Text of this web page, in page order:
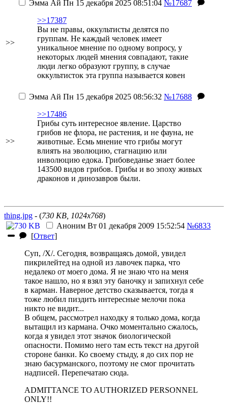
>>
Эмма Ай Пн 15 декабря 2025 08:51:04 №17687
>>17387
Вы не правы, оккультисты делятся по
группам. Не каждый человек имеет
уникальное мнение по одному вопросу, у
некоторых людей мнения совпадают, такие
люди легко образуют группу, в случае
оккультисток эта группа называется ковен
>>
Эмма Ай Пн 15 декабря 2025 08:56:32 №17688
>>17486
Грибы суть интересное явление. Царство
грибов не флора, не растения, и не фауна, не
животные. Есмь мнение что грибы могут
влиять на эволюцию, стагнацию или
инволюцию едока. Грибоведанье знает более
143500 видов грибов. Грибы и во эпоху живых
драконов и динозавров были.
thing.jpg - (730 KB, 1024x768)
Аноним Вт 01 декабря 2009 15:52:54 №6833
[Ответ]
Суп, /Х/. Сегодня, возвращаясь домой, увидел
пикрилейтед на одной из лавочек парка, что
недалеко от моего дома. Я не знаю что на меня
такое нашло, но я взял эту баночку и запихнул себе
в карман. Наверное детство сказывается, тогда я
тоже любил пиздить интересные мелочи пока
никто не видит...
В общем, рассмотрел находку я только дома, когда
вытащил из кармана. Очко моментально сжалось,
когда я увидел этот значок биологической
опасности. Помимо него там есть текст на другой
стороне банки. Ко своему стыду, я до сих пор не
знаю басурманского, поэтому не смог прочитать
надписей. Перепечатаю сюда.
ADMITTANCE TO AUTHORIZED PERSONNEL
ONLY!!